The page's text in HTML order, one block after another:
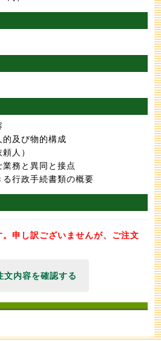
及び物的構成
人）
務と異同と接点
行政手続書類の概要
申し訳ございませんが、ご注文
文内容を確認する